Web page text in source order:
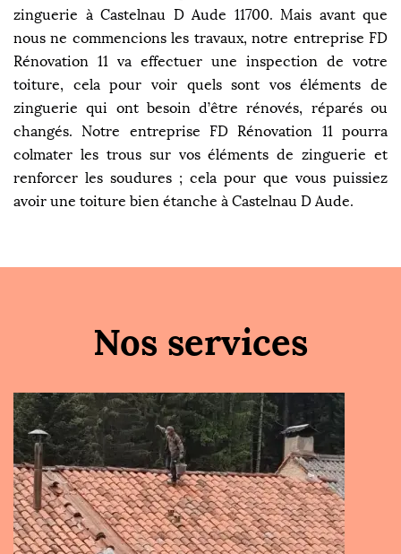
zinguerie à Castelnau D Aude 11700. Mais avant que
nous ne commencions les travaux, notre entreprise FD
Rénovation 11 va effectuer une inspection de votre
toiture, cela pour voir quels sont vos éléments de
zinguerie qui ont besoin d’être rénovés, réparés ou
changés. Notre entreprise FD Rénovation 11 pourra
colmater les trous sur vos éléments de zinguerie et
renforcer les soudures ; cela pour que vous puissiez
avoir une toiture bien étanche à Castelnau D Aude.
Nos services